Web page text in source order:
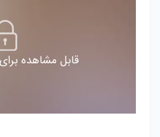
قابل مشاهده